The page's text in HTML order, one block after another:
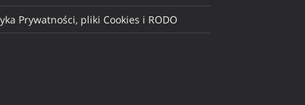
Prywatności, pliki Cookies i RODO